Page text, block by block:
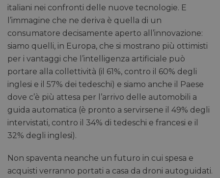
italiani nei confronti delle nuove tecnologie. E
l’immagine che ne deriva è quella di un
consumatore decisamente aperto all’innovazione:
siamo quelli, in Europa, che si mostrano più ottimisti
per i vantaggi che l’intelligenza artificiale può
portare alla collettività (il 61%, contro il 60% degli
inglesi e il 57% dei tedeschi) e siamo anche il Paese
dove c’è più attesa per l’arrivo delle automobili a
guida automatica (è pronto a servirsene il 49% degli
intervistati, contro il 34% di tedeschi e francesi e il
32% degli inglesi).
Non spaventa neanche un futuro in cui spesa e
acquisti verranno portati a casa da droni autoguidati.